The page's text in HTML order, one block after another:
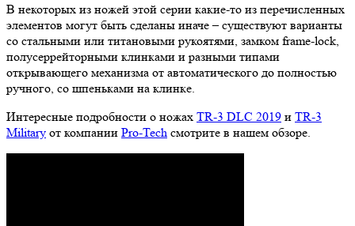
В некоторых из ножей этой серии какие-то из перечисленных
элементов могут быть сделаны иначе – существуют варианты
со стальными или титановыми рукоятями, замком frame-lock,
полусеррейторными клинками и разными типами
открывающего механизма от автоматического до полностью
ручного, со шпеньками на клинке.
Интересные подробности о ножах TR-3 DLC 2019 и TR-3
Military от компании Pro-Tech смотрите в нашем обзоре.